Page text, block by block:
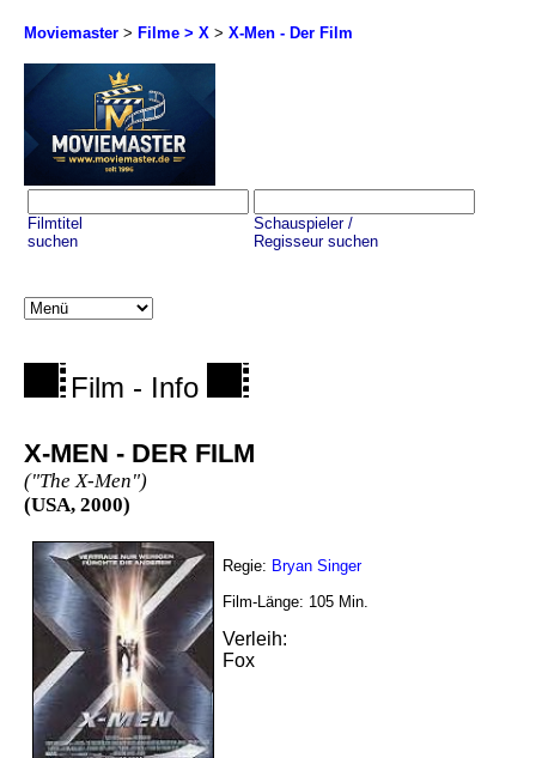
Moviemaster > Filme > X > X-Men - Der Film
Filmtitel
suchen
Schauspieler /
Regisseur suchen
Film - Info
X-MEN - DER FILM
("The X-Men")
(USA, 2000)
Regie: Bryan Singer
Film-Länge: 105 Min.
Verleih:
Fox